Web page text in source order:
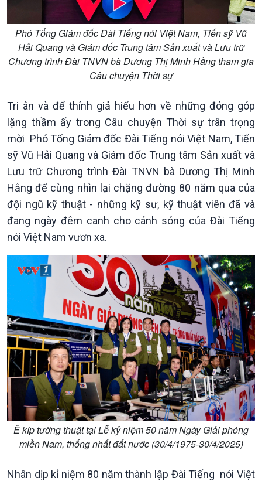
Kinh tế
Tin Kinh tế
Trước giờ mở cửa
Dòng chảy Kinh tế
Sức sống hàng Việt
Khởi nghiệp
Tuyên chiến với gian lận
thương mại
Nông nghiệp & Biển đảo
Tin Nông nghiệp & Biển
đảo
Mùa vàng
Biển đảo Việt Nam
Tâm tình biên giới và hải
đảo
Tìm hiểu biển, đảo Việt
Nam
Xã hội
Tin Đời sống & Xã hội
360 độ Sức khỏe
Chuyển đổi Xanh
Tài nguyên và Môi trường
Chuyên gia của bạn
Xã hội chuyển động
Khoa học & Công nghệ
Tin Khoa học & Công nghệ
Kết nối công nghệ
Sống chung với biến đổi
khí hậu
Phó Tổng Giám đốc Đài Tiếng nói Việt Nam, Tiến sỹ Vũ
Hải Quang và Giám đốc Trung tâm Sản xuất và Lưu trữ
Chương trình Đài TNVN bà Dương Thị Minh Hằng tham gia
Câu chuyện Thời sự
Tri ân và để thính giả hiểu hơn về những đóng góp
lặng thầm ấy trong Câu chuyện Thời sự trân trọng
mời Phó Tổng Giám đốc Đài Tiếng nói Việt Nam, Tiến
sỹ Vũ Hải Quang và Giám đốc Trung tâm Sản xuất và
Lưu trữ Chương trình Đài TNVN bà Dương Thị Minh
Hằng để cùng nhìn lại chặng đường 80 năm qua của
đội ngũ kỹ thuật - những kỹ sư, kỹ thuật viên đã và
đang ngày đêm canh cho cánh sóng của Đài Tiếng
nói Việt Nam vươn xa.
Ê kíp tường thuật tại Lễ kỷ niệm 50 năm Ngày Giải phóng
miền Nam, thống nhất đất nước (30/4/1975-30/4/2025)
Nhân dịp kỉ niệm 80 năm thành lập Đài Tiếng nói Việt